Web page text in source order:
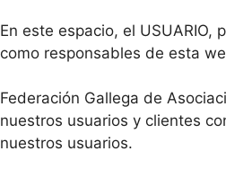
En este espacio, el
como responsables de esta
Federación Gallega de
nuestros usuarios y clientes
nuestros usuarios.